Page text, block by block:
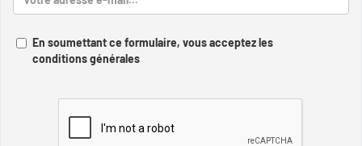
En soumettant ce formulaire, vous acceptez les
conditions générales